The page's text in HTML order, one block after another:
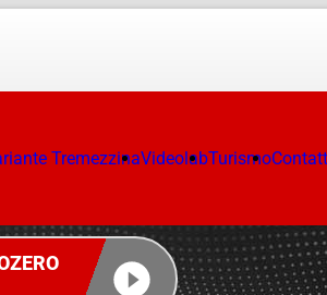
TremezzinaVideolabTurismo